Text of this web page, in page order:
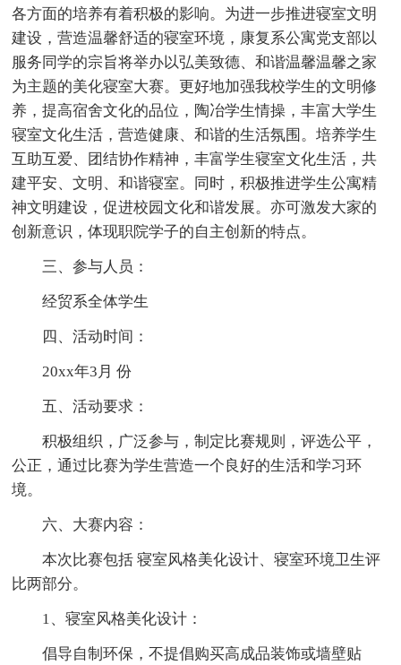
各方面的培养有着积极的影响。为进一步推进寝室文明
建设，营造温馨舒适的寝室环境，康复系公寓党支部以
服务同学的宗旨将举办以弘美致德、和谐温馨温馨之家
为主题的美化寝室大赛。更好地加强我校学生的文明修
养，提高宿舍文化的品位，陶冶学生情操，丰富大学生
寝室文化生活，营造健康、和谐的生活氛围。培养学生
互助互爱、团结协作精神，丰富学生寝室文化生活，共
建平安、文明、和谐寝室。同时，积极推进学生公寓精
神文明建设，促进校园文化和谐发展。亦可激发大家的
创新意识，体现职院学子的自主创新的特点。
三、参与人员：
经贸系全体学生
四、活动时间：
20xx年3月 份
五、活动要求：
积极组织，广泛参与，制定比赛规则，评选公平，
公正，通过比赛为学生营造一个良好的生活和学习环
境。
六、大赛内容：
本次比赛包括 寝室风格美化设计、寝室环境卫生评
比两部分。
1、寝室风格美化设计：
倡导自制环保，不提倡购买高成品装饰或墙壁贴